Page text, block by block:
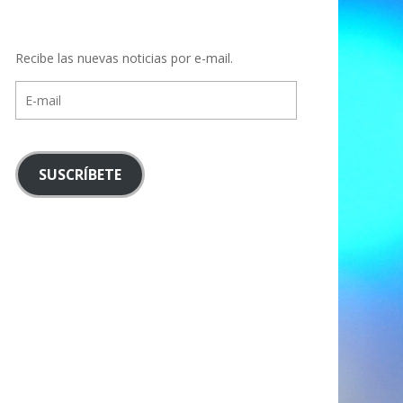
Recibe las nuevas noticias por e-mail.
mail
SUSCRÍBETE